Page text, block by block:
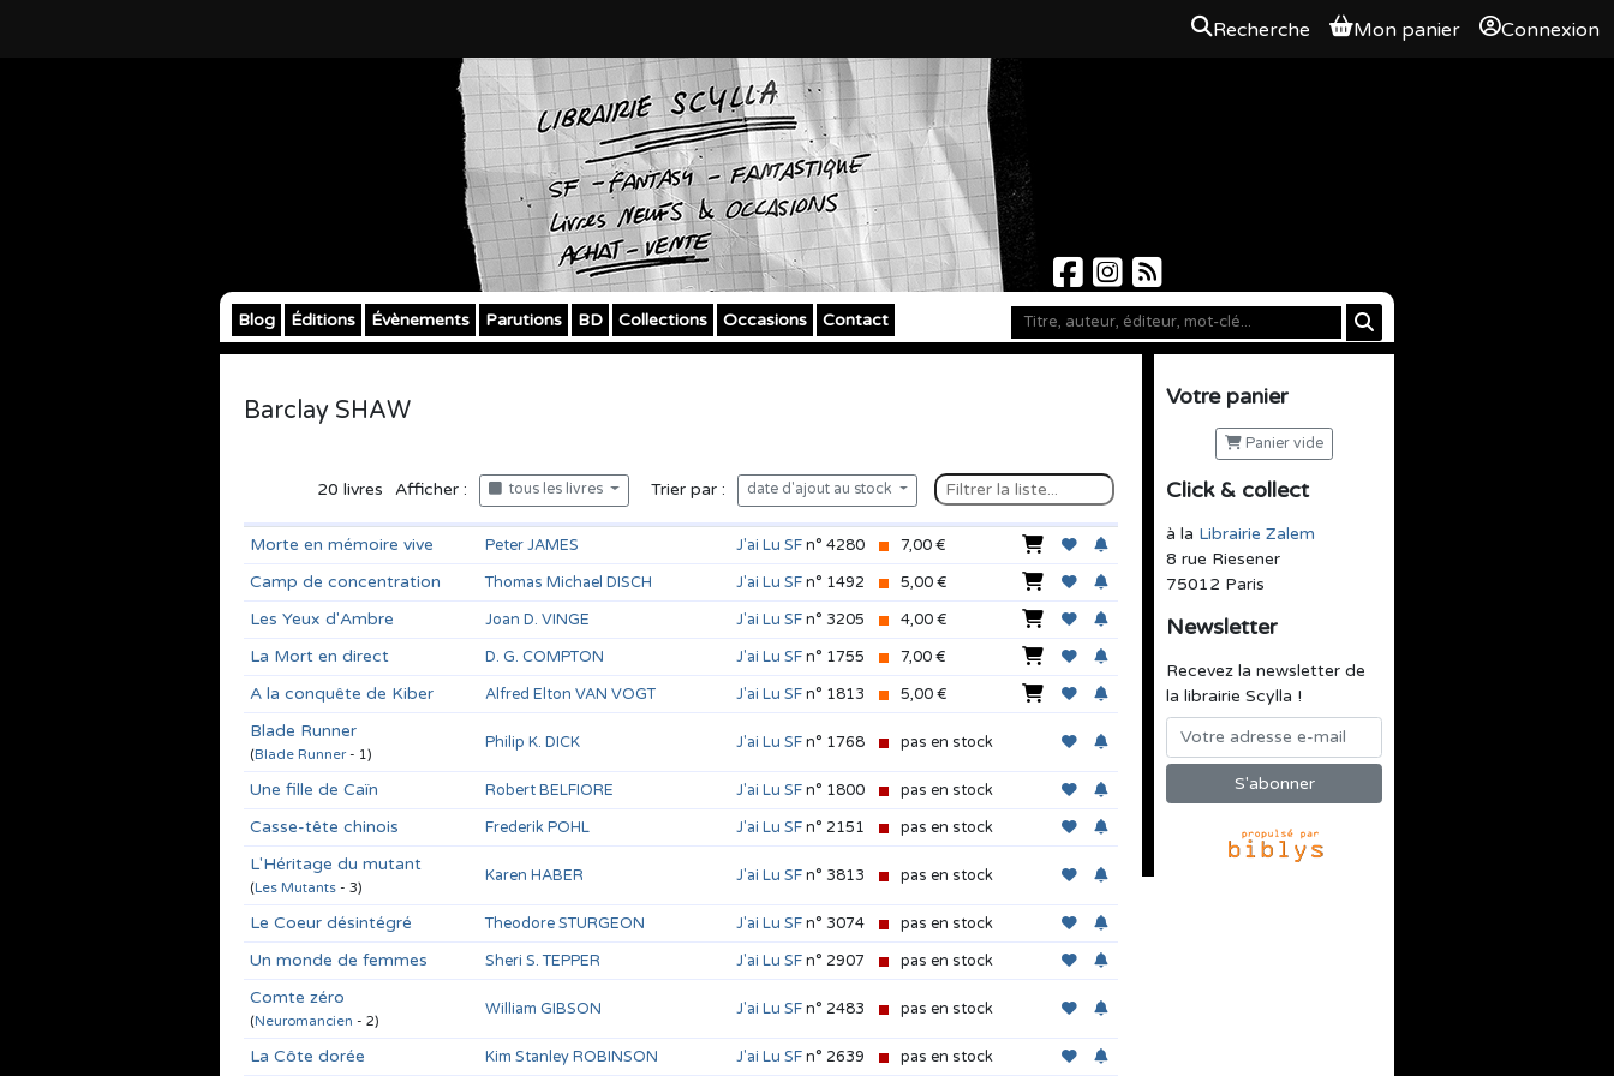
Recherche Mon panier Connexion
Blog Éditions Évènements Parutions BD Collections Occasions Contact
Votre panier
Panier vide
Click & collect
à la Librairie Zalem
8 rue Riesener
75012 Paris
Newsletter
Recevez la newsletter de
la librairie Scylla !
Barclay SHAW
20 livres Afficher : tous les livres Trier par : date d'ajout au stock
Morte en mémoire vive Peter JAMES J'ai Lu SFn° 4280 7,00 €
Camp de concentration Thomas Michael DISCH J'ai Lu SFn° 1492 5,00 €
Les Yeux d'Ambre Joan D. VINGE J'ai Lu SFn° 3205 4,00 €
La Mort en direct D. G. COMPTON J'ai Lu SFn° 1755 7,00 €
A la conquête de Kiber Alfred Elton VAN VOGT J'ai Lu SFn° 1813 5,00 €
Blade Runner
(Blade Runner- 1)
Philip K. DICK J'ai Lu SFn° 1768 pas en stock
Une fille de Caïn Robert BELFIORE J'ai Lu SFn° 1800 pas en stock
Casse-tête chinois Frederik POHL J'ai Lu SFn° 2151 pas en stock
L'Héritage du mutant
(Les Mutants - 3)
Karen HABER J'ai Lu SFn° 3813 pas en stock
Le Coeur désintégré Theodore STURGEON J'ai Lu SFn° 3074 pas en stock
Un monde de femmes Sheri S. TEPPER J'ai Lu SFn° 2907 pas en stock
Comte zéro
(Neuromancien - 2)
William GIBSON J'ai Lu SFn° 2483 pas en stock
La Côte dorée Kim Stanley ROBINSON J'ai Lu SFn° 2639 pas en stock